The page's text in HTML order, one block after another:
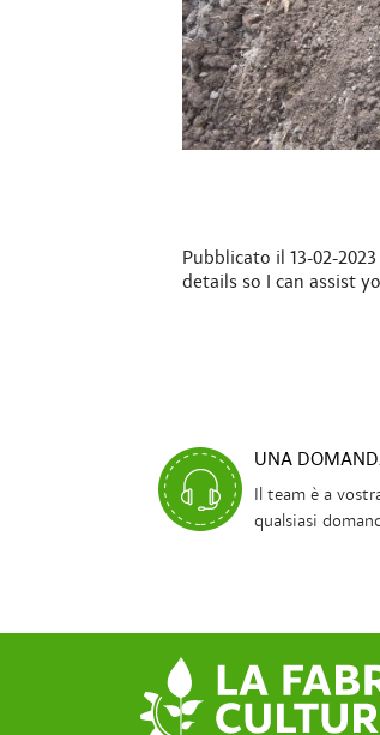
Pubblicato il 13-02-2023
details so I can assist
UNA
Il team è a
qualsiasi